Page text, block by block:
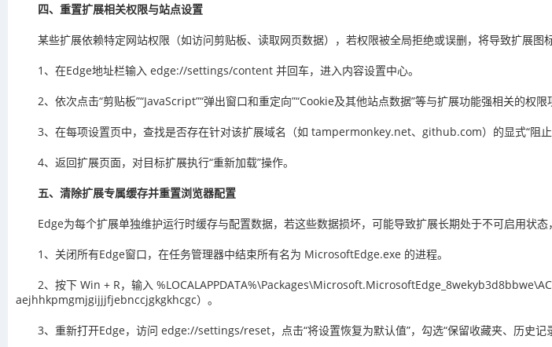
四、重置扩展相关权限与站点设置
某些扩展依赖特定网站权限（如访问剪贴板、读取网页数据），若权限被全局拒绝或误删，将导致扩展图
1、在Edge地址栏输入 edge://settings/content 并回车，进入内容设置中心。
2、依次点击“剪贴板”“JavaScript”“弹出窗口和重定向”“Cookie及其他站点数据”等与扩展功能强相关的权限
3、在每项设置页中，查找是否存在针对该扩展域名（如 tampermonkey.net、github.com）的显式“阻止
4、返回扩展页面，对目标扩展执行“重新加载”操作。
五、清除扩展专属缓存并重置浏览器配置
Edge为每个扩展单独维护运行时缓存与配置数据，若这些数据损坏，可能导致扩展长期处于不可启用状态
1、关闭所有Edge窗口，在任务管理器中结束所有名为 MicrosoftEdge.exe 的进程。
2、按下 Win + R，输入
aejhhkpmgmjgijjjfjebnccjgkgkhcgc）。
3、重新打开Edge，访问 edge://settings/reset，点击“将设置恢复为默认值”，勾选“保留收藏夹、历史记